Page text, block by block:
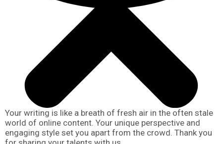
Your writing is like a breath of fresh air in the often stale
world of online content. Your unique perspective and
engaging style set you apart from the crowd. Thank you